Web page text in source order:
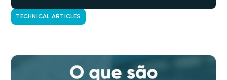
TECHNICAL ARTICLES